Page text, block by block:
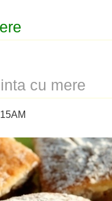
cu mere